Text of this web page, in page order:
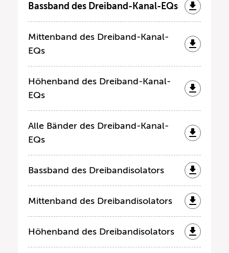
Bassband des Dreiband-Kanal-EQs
Mittenband des Dreiband-Kanal-
EQs
Höhenband des Dreiband-Kanal-
EQs
Alle Bänder des Dreiband-Kanal-
EQs
Bassband des Dreibandisolators
Mittenband des Dreibandisolators
Höhenband des Dreibandisolators